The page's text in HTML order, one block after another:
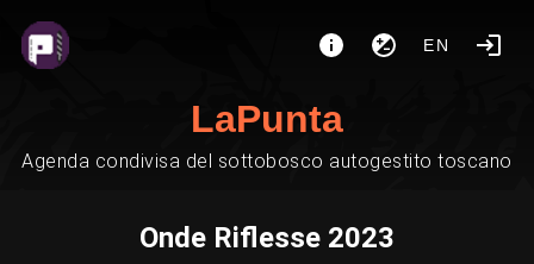
EN
LaPunta
Agenda condivisa del sottobosco autogestito toscano
Onde Riflesse 2023